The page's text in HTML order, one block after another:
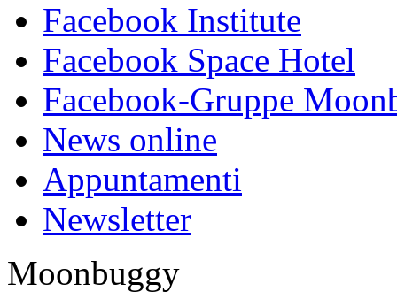
Facebook Institute
Facebook Space Hotel
Facebook-Gruppe
News online
Appuntamenti
Newsletter
Moonbuggy